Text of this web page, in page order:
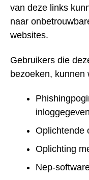
van deze links
naar
websites.
Gebruikers die
bezoeken, kunnen
Oplichtende
Oplichting
Nep-